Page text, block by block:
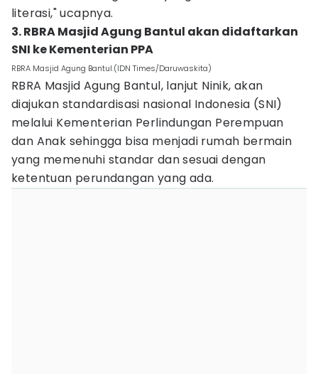
literasi," ucapnya.
3. RBRA Masjid Agung Bantul akan didaftarkan
SNI ke Kementerian PPA
RBRA Masjid Agung Bantul.(IDN Times/Daruwaskita)
RBRA Masjid Agung Bantul, lanjut Ninik, akan
diajukan standardisasi nasional Indonesia (SNI)
melalui Kementerian Perlindungan Perempuan
dan Anak sehingga bisa menjadi rumah bermain
yang memenuhi standar dan sesuai dengan
ketentuan perundangan yang ada.